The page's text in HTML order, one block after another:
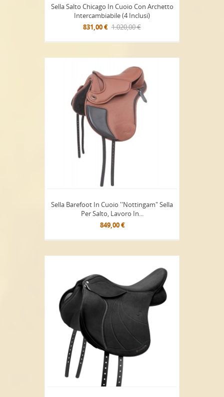
Sella Salto Chicago In Cuoio Con Archetto
Intercambiabile (4 Inclusi)
831,00 € 1.020,00 €
Sella Barefoot In Cuoio ''Nottingam" Sella
Per Salto, Lavoro In...
849,00 €